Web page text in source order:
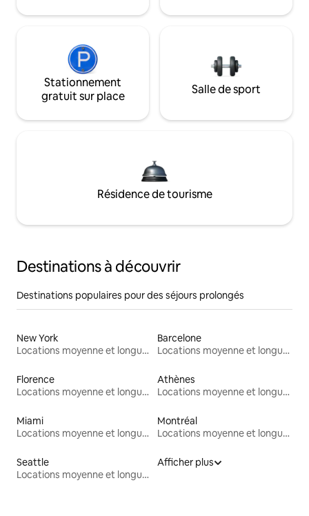
Stationnement
gratuit sur place
Salle de sport
Résidence de tourisme
Destinations à découvrir
Destinations populaires pour des séjours prolongés
New York
Locations moyenne et longue durée
Barcelone
Locations moyenne et longue durée
Florence
Locations moyenne et longue durée
Athènes
Locations moyenne et longue durée
Miami
Locations moyenne et longue durée
Montréal
Locations moyenne et longue durée
Seattle
Locations moyenne et longue durée
Afficher plus